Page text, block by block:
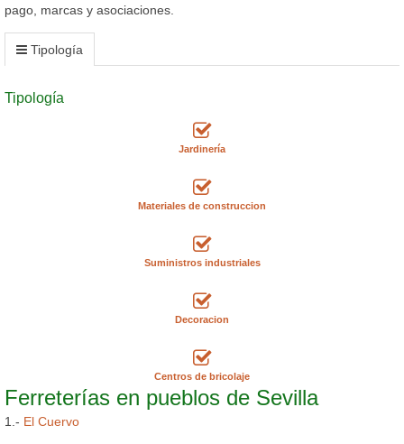
pago, marcas y asociaciones.
Tipología
Tipología
Jardinería
Materiales de construccion
Suministros industriales
Decoracion
Centros de bricolaje
Ferreterías en pueblos de Sevilla
1.- El Cuervo